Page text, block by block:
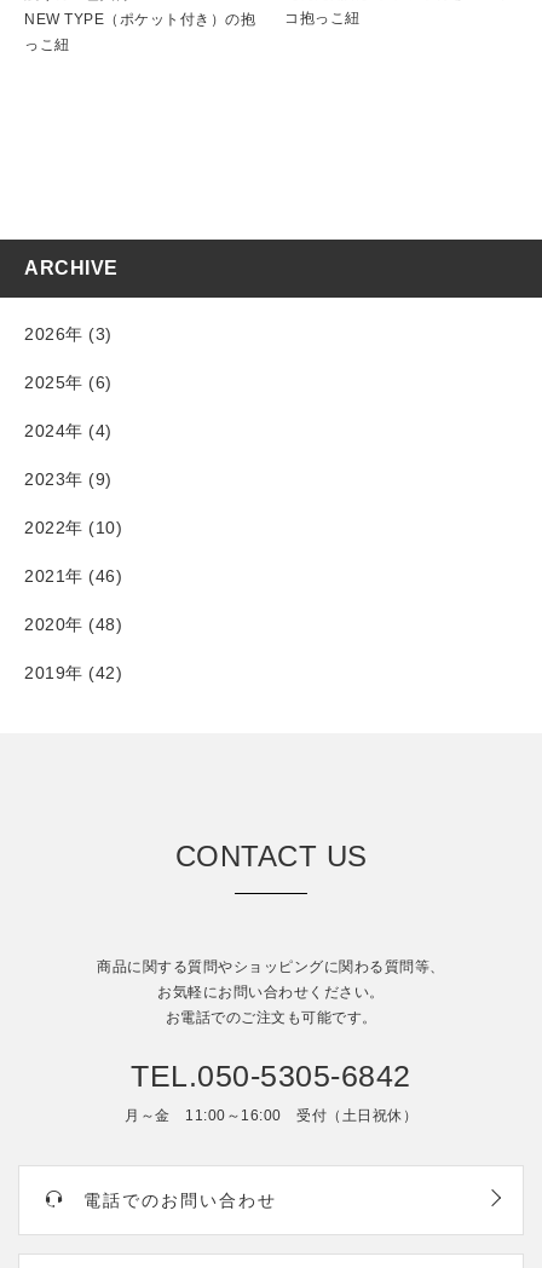
NEW TYPE（ポケット付き）の抱
っこ紐
コ抱っこ紐
ARCHIVE
2026年 (3)
2025年 (6)
2024年 (4)
2023年 (9)
2022年 (10)
2021年 (46)
2020年 (48)
2019年 (42)
CONTACT US
商品に関する質問やショッピングに関わる質問等、
お気軽にお問い合わせください。
お電話でのご注文も可能です。
TEL.050-5305-6842
月～金 11:00～16:00 受付（土日祝休）
電話でのお問い合わせ